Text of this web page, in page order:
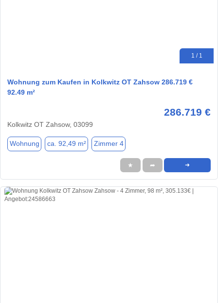
1 / 1
Wohnung zum Kaufen in Kolkwitz OT Zahsow 286.719 €
92.49 m²
286.719 €
Kolkwitz OT Zahsow, 03099
Wohnung ca. 92,49 m² Zimmer 4
★ ➦ ➜